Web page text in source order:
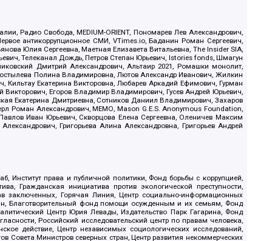
Радио Свобода, MEDIUM-ORIENT, Пономарев Лев Александрович,
антикоррупционное СМИ, VTimes.io, Баданин Роман Сергеевич,
Юлия Сергеевна, Маетная Елизавета Витальевна, The Insider SIA,
Телеканал Дождь, Петров Степан Юрьевич, Istories fonds, Шмагун
Дмитрий Александрович, Альтаир 2021, Ромашки монолит,
Полина Владимировна, Лютов Александр Иванович, Жилкин
Екатерина Викторовна, Любарев Аркадий Ефимович, Гурман
Егоров Владимир Владимирович, Гусев Андрей Юрьевич,
Екатерина Дмитриевна, Сотников Даниил Владимирович, Захаров
Роман Александрович, МЕМО, Mason G.E.S. Anonymous Foundation,
Иван Юрьевич, Скворцова Елена Сергеевна, Оленичев Максим
Григорьева Алина Александровна, Григорьев Андрей
Институт права и публичной политики, Фонд борьбы с коррупцией,
Гражданская инициатива против экологической преступности,
заключенных, Горячая Линия, Центр социально-информационных
Благотворительный фонд помощи осужденным и их семьям, Фонд
Центр Юрия Левады, Издательство Парк Гагарина, Фонд
Российский исследовательский центр по правам человека,
действие, Центр независимых социологических исследований,
Министров северных стран, Центр развития некоммерческих